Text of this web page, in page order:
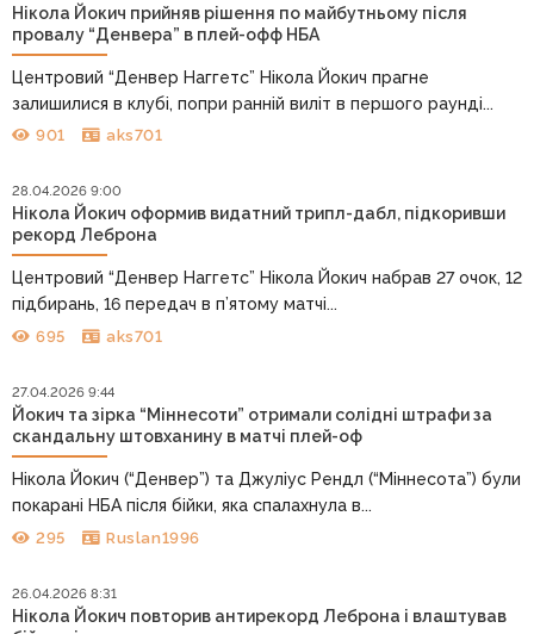
Нікола Йокич прийняв рішення по майбутньому після
провалу “Денвера” в плей-офф НБА
Центровий “Денвер Наггетс” Нікола Йокич прагне
залишилися в клубі, попри ранній виліт в першого раунді...
901 aks701
28.04.2026 9:00
Нікола Йокич оформив видатний трипл-дабл, підкоривши
рекорд Леброна
Центровий “Денвер Наггетс” Нікола Йокич набрав 27 очок, 12
підбирань, 16 передач в п’ятому матчі...
695 aks701
27.04.2026 9:44
Йокич та зірка “Міннесоти” отримали солідні штрафи за
скандальну штовханину в матчі плей-оф
Нікола Йокич (“Денвер”) та Джуліус Рендл (“Міннесота”) були
покарані НБА після бійки, яка спалахнула в...
295 Ruslan1996
26.04.2026 8:31
Нікола Йокич повторив антирекорд Леброна і влаштував